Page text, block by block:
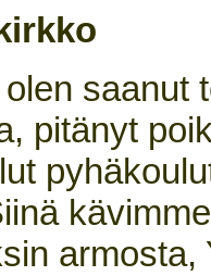
saanut
pitänyt